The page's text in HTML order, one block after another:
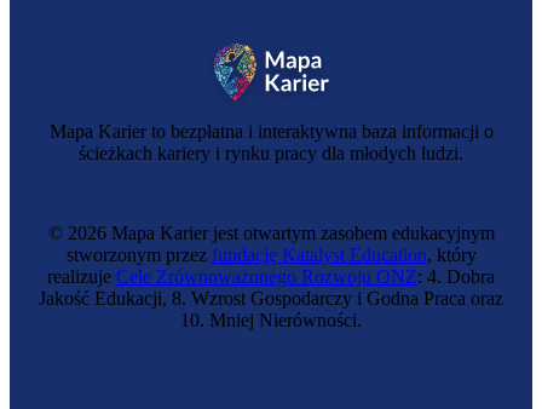
Mapa Karier to bezpłatna i interaktywna baza informacji o
ścieżkach kariery i rynku pracy dla młodych ludzi.
© 2026 Mapa Karier jest otwartym zasobem edukacyjnym
stworzonym przez fundację Katalyst Education, który
realizuje Cele Zrównoważonego Rozwoju ONZ: 4. Dobra
Jakość Edukacji, 8. Wzrost Gospodarczy i Godna Praca oraz
10. Mniej Nierówności.